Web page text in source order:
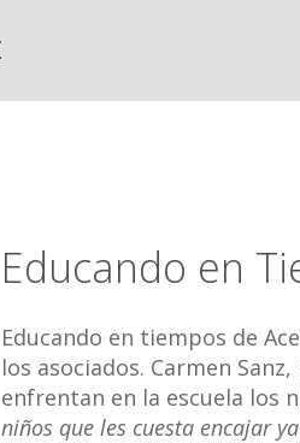
Educando en
Educando en tiempos de
los asociados. Carmen
enfrentan en la escuela los
niños que les cuesta encajar